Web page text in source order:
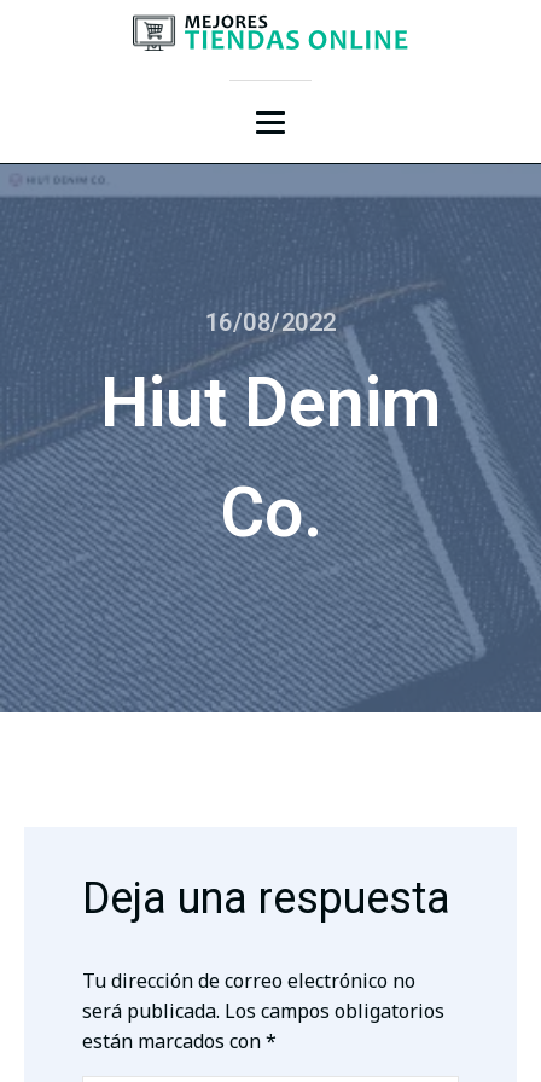
16/08/2022
Hiut Denim
Co.
Deja una respuesta
Tu dirección de correo electrónico no
será publicada. Los campos obligatorios
están marcados con*